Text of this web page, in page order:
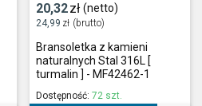
20,32zł (netto)
24,99 zł (brutto)
Bransoletka z kamieni
naturalnych Stal 316L [
turmalin ] - MF42462-1
Dostępność: 72 szt.